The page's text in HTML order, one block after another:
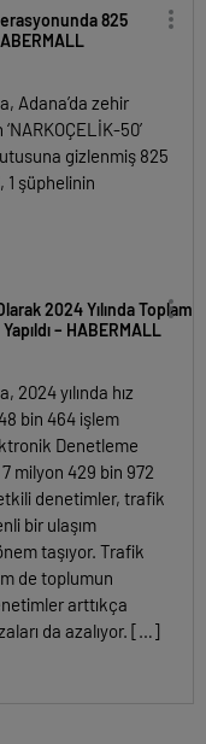
825
Adana’da zehir
50’
gizlenmiş 825
şüphelinin
2024 Yılında Toplam
– HABERMALL
yılında hız
bin 464 işlem
Denetleme
milyon 429 bin 972
denetimler, trafik
bir ulaşım
taşıyor. Trafik
de toplumun
arttıkça
da azalıyor. […]